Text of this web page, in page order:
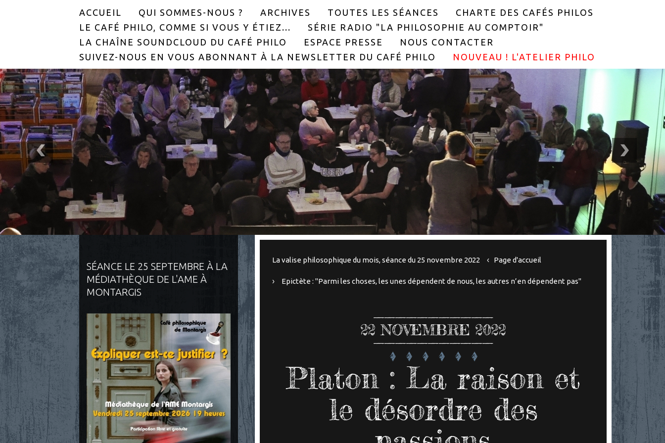
ACCUEIL QUI SOMMES-NOUS ? ARCHIVES TOUTES LES SÉANCES
CHARTE DES CAFÉS PHILOS
LE CAFÉ PHILO, COMME SI VOUS Y ÉTIEZ...
SÉRIE RADIO "LA PHILOSOPHIE AU COMPTOIR"
LA CHAÎNE SOUNDCLOUD DU CAFÉ PHILO
ESPACE PRESSE
NOUS CONTACTER
SUIVEZ-NOUS EN VOUS ABONNANT À LA NEWSLETTER DU CAFÉ PHILO
NOUVEAU ! L'ATELIER PHILO
SÉANCE LE 25 SEPTEMBRE À LA
MÉDIATHÈQUE DE L'AME À
MONTARGIS
La valise philosophique du mois, séance du 25 novembre 2022 Page d'accueil
Epictète : "Parmi les choses, les unes dépendent de nous, les autres n’en dépendent pas"
22 NOVEMBRE 2022
Platon : La raison et
le désordre des